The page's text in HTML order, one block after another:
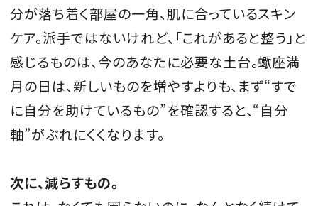
分が落ち着く部屋の一角、肌に合っているスキン
ケア。派手ではないけれど、「これがあると整う」と
感じるものは、今のあなたに必要な土台。蠍座満
月の日は、新しいものを増やすよりも、まず“すで
に自分を助けているもの”を確認すると、“自分
軸”がぶれにくくなります。
次に、減らすもの。